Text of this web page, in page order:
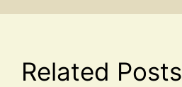
Related Posts